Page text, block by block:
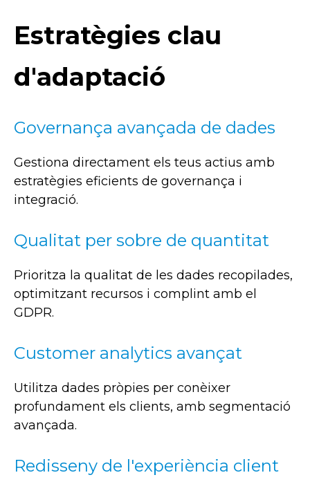
Estratègies clau
d'adaptació
Governança avançada de dades
Gestiona directament els teus actius amb
estratègies eficients de governança i
integració.
Qualitat per sobre de quantitat
Prioritza la qualitat de les dades recopilades,
optimitzant recursos i complint amb el
GDPR.
Customer analytics avançat
Utilitza dades pròpies per conèixer
profundament els clients, amb segmentació
avançada.
Redisseny de l'experiència client